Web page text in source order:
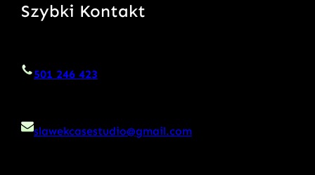
Szybki Kontakt
501 246 423
slawekcasestudio@gmail.com